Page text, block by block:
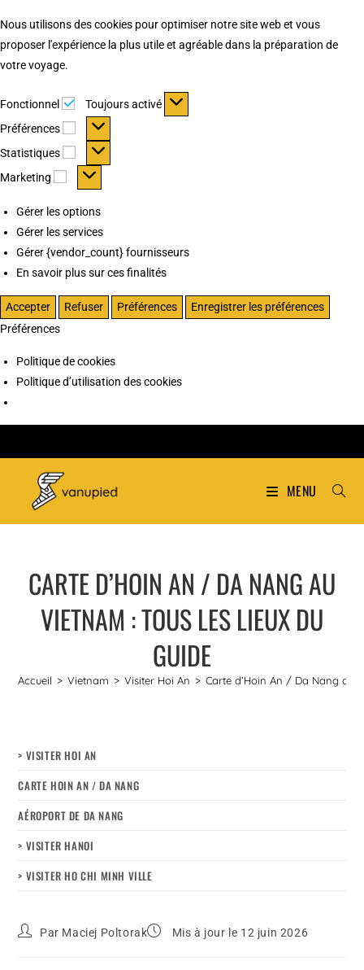
Nous utilisons des cookies pour optimiser notre site web et vous
proposer l'expérience la plus utile et agréable dans la préparation de
votre voyage.
Fonctionnel Fonctionnel
Toujours activé
Préférences
Préférences
Statistiques Statistiques
Marketing Marketing
Gérer les options
Gérer les services
Gérer {vendor_count} fournisseurs
En savoir plus sur ces finalités
Accepter Refuser Préférences
Enregistrer les préférences
Préférences
Politique de cookies
Politique d’utilisation des cookies
MENU
CARTE D’HOIN AN / DA NANG AU
VIETNAM : TOUS LES LIEUX DU
GUIDE
Accueil > Vietnam > Visiter Hoi An > Carte d’Hoin An / Da Nang au
> VISITER HOI AN
CARTE HOIN AN / DA NANG
AÉROPORT DE DA NANG
> VISITER HANOI
> VISITER HO CHI MINH VILLE
Par Maciej Poltorak Mis à jour le 12 juin 2026